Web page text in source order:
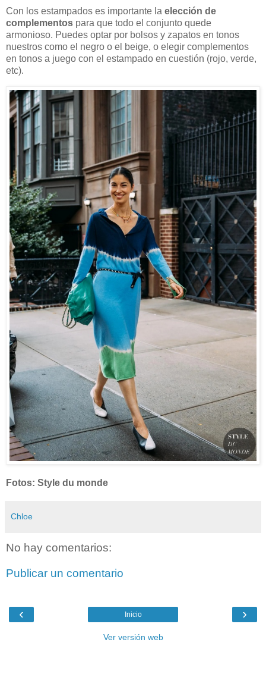
Con los estampados es importante la elección de
complementos para que todo el conjunto quede
armonioso. Puedes optar por bolsos y zapatos en tonos
nuestros como el negro o el beige, o elegir complementos
en tonos a juego con el estampado en cuestión (rojo, verde,
etc).
Fotos: Style du monde
Chloe
No hay comentarios:
Publicar un comentario
‹ ›
Inicio
Ver versión web